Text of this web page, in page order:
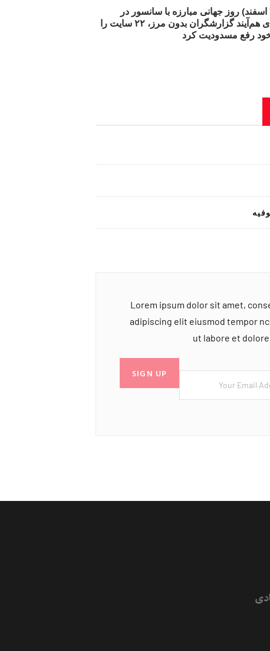
۱۲ مارس (۲۱ اسفند) روز جهانی مبارزه با سانسور در
اینترنت: #آزادی هم‌آیند گزارشگران‌ بدون مرز، ۲۲ سایت را
رفع مسدودیت کرد
Lorem ipsum dolor sit amet,
adipiscing elit eiusmod tempor
ut labore et
SIGN UP